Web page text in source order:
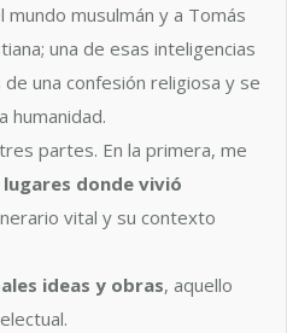
musulmán y a Tomás
una de esas inteligencias
una confesión religiosa y se
humanidad.
partes. En la primera, me
donde vivió
vital y su contexto
ideas y obras, aquello